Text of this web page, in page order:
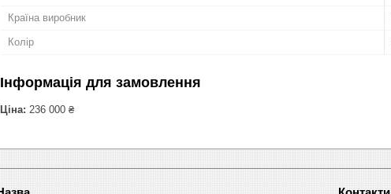
Країна виробник
Колір
Інформація для замовлення
Ціна: 236 000 ₴